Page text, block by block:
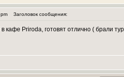
Заголовок сообщения:
кафе Priroda, готовят отлично ( брали